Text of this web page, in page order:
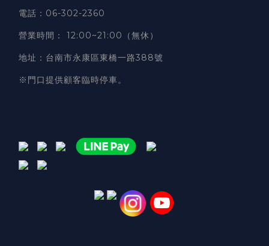
電話 ：06-302-2360
營業時間 ： 12:00~21:00（無休）
地址 ：台南市永康區東橋一路388號
※門口提供顧客臨時停車。